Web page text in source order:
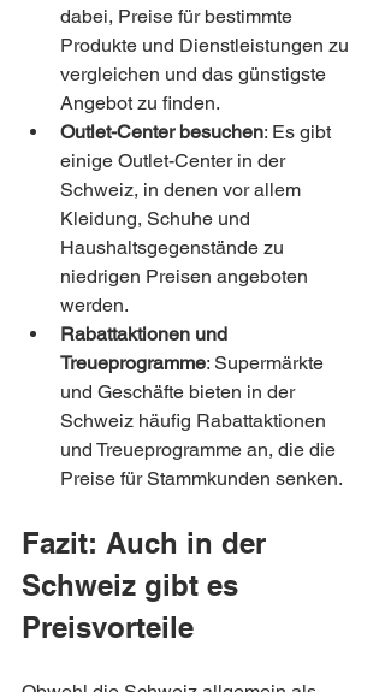
dabei, Preise für bestimmte
Produkte und Dienstleistungen zu
vergleichen und das günstigste
Angebot zu finden.
Outlet-Center besuchen: Es gibt
einige Outlet-Center in der
Schweiz, in denen vor allem
Kleidung, Schuhe und
Haushaltsgegenstände zu
niedrigen Preisen angeboten
werden.
Rabattaktionen und
Treueprogramme: Supermärkte
und Geschäfte bieten in der
Schweiz häufig Rabattaktionen
und Treueprogramme an, die die
Preise für Stammkunden senken.
Fazit: Auch in der
Schweiz gibt es
Preisvorteile